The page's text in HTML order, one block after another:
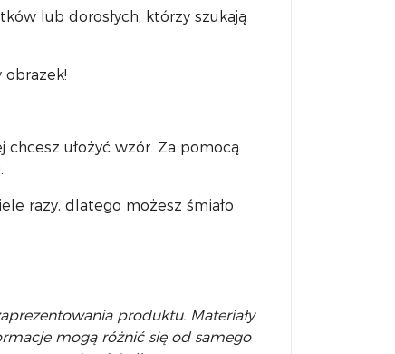
lub dorosłych, którzy szukają
obrazek!
ułożyć wzór. Za pomocą
razy, dlatego możesz śmiało
produktu. Materiały
mogą różnić się od samego